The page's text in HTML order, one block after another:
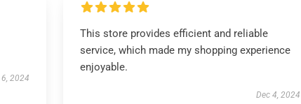
6, 2024
This store provides efficient and reliable
service, which made my shopping experience
enjoyable.
Dec 4, 2024